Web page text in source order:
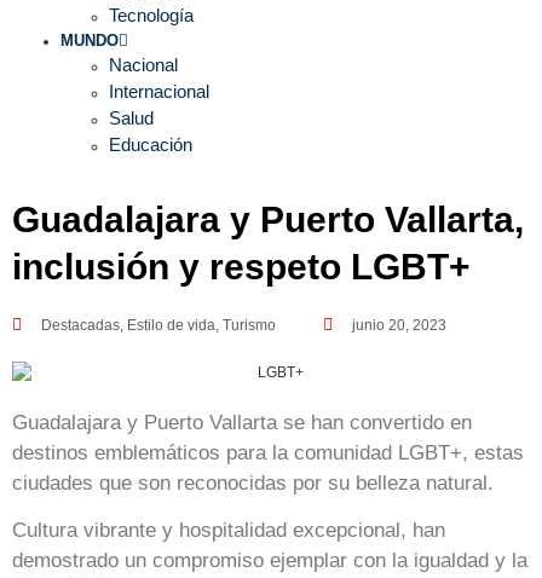
Tecnología
MUNDO
Nacional
Internacional
Salud
Educación
Guadalajara y Puerto Vallarta,
inclusión y respeto LGBT+
Destacadas, Estilo de vida, Turismo junio 20, 2023
Guadalajara y Puerto Vallarta se han convertido en
destinos emblemáticos para la comunidad LGBT+, estas
ciudades que son reconocidas por su belleza natural.
Cultura vibrante y hospitalidad excepcional, han
demostrado un compromiso ejemplar con la igualdad y la